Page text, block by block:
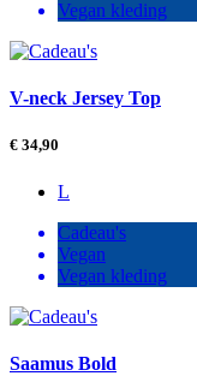
Vegan kleding
V-neck Jersey Top
€ 34,90
L
Cadeau's
Vegan
Vegan kleding
Saamus Bold